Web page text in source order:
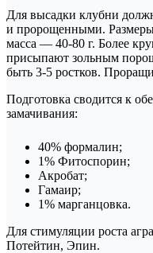
Для высадки клубни
и пророщенными.
масса — 40-80 г. Более
присыпают зольным
быть 3-5 ростков.
Подготовка сводится к
замачивания:
40% формалин;
1% Фитоспорин;
Акробат;
Гамаир;
1% марганцовка.
Для стимуляции роста
Потейтин, Эпин.